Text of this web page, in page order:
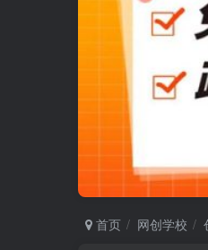
首页 网创学校